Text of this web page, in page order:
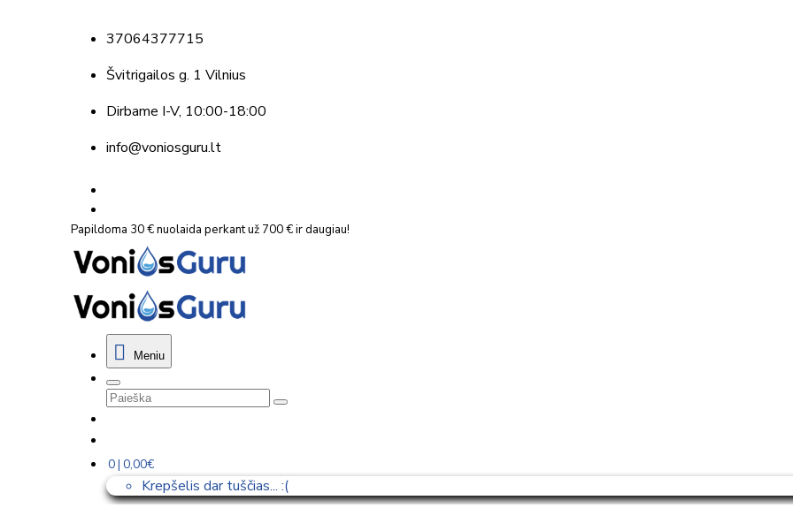
37064377715
Švitrigailos g. 1 Vilnius
Dirbame I-V, 10:00-18:00
info@voniosguru.lt
Papildoma 30 € nuolaida perkant už 700 € ir daugiau!
Meniu
0 | 0,00€
Krepšelis dar tuščias... :(